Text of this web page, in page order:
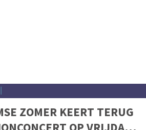
ZOMER KEERT TERUG
OP VRIJDAG 7